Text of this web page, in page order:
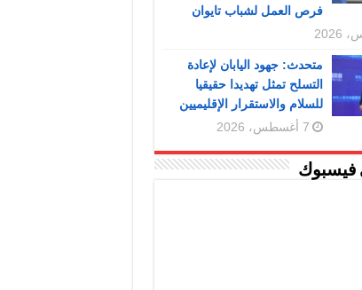
فرص العمل لشباب تايوان
متحدث: جهود اليابان لإعادة
التسلح تمثل تهديدا حقيقيا
للسلام والاستقرار الإقليميين
7 أغسطس، 2026
فيسبوك